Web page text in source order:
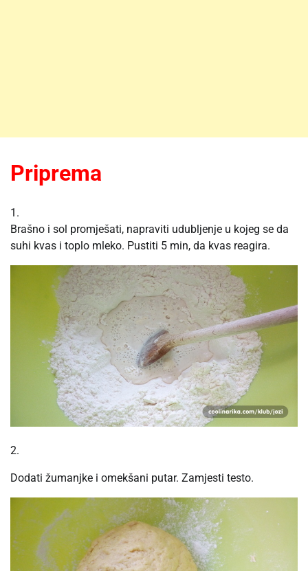
Priprema
1.
Brašno i sol promješati, napraviti udubljenje u kojeg se da
suhi kvas i toplo mleko. Pustiti 5 min, da kvas reagira.
2.
Dodati žumanjke i omekšani putar. Zamjesti testo.